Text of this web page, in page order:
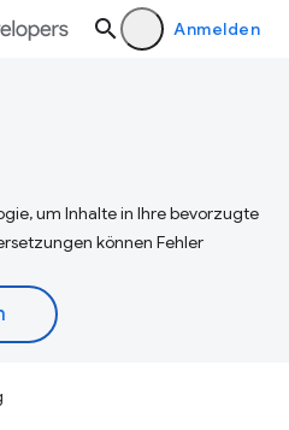
Anmelden
um Inhalte in Ihre bevorzugte
können Fehler